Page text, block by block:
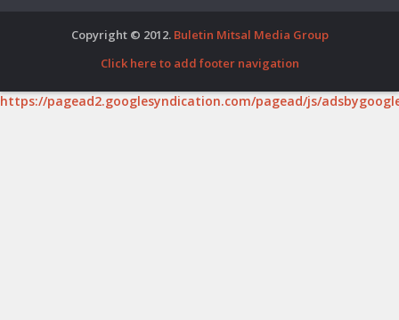
Copyright © 2012. Buletin Mitsal Media Group
Click here to add footer navigation
https://pagead2.googlesyndication.com/pagead/js/